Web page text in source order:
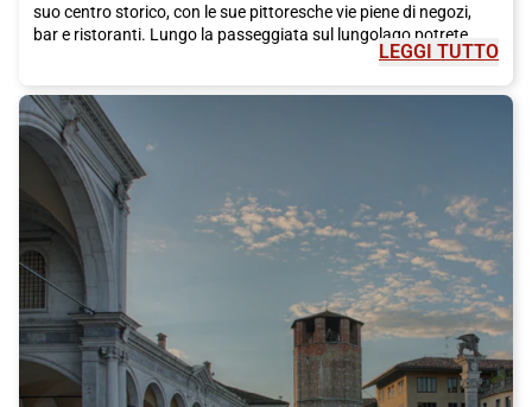
suo centro storico, con le sue pittoresche vie piene di negozi,
bar e ristoranti. Lungo la passeggiata sul lungolago potrete
trovare numerose gelaterie, caffetterie e ristoranti che offrono
pescato. Non dimenticate di assaggiare il celebre vino rosso
della zona, il Groppello.
Se siete amanti della natura, Desenzano è circondata da
splendidi paesaggi naturali. Potrete fare escursioni o giri in
bicicletta lungo le rive del lago, scoprire le incantevoli spiagge di
sabbia e fare una passeggiata nelle colline circostanti per
ammirare uliveti e vigneti.
Un'altra attrazione imperdibile è una gita in battello sul Lago di
Garda, dove potrete visitare le pittoresche isole di San Biagio e
Isola del Garda. Queste isole ospitano splendidi giardini, antichi
castelli e offrono una vista mozzafiato sulle acque del lago.
Insomma, Desenzano è una destinazione perfetta per una
vacanza ricca di storia, cultura, cucina deliziosa e divertimento.
E con Italo, potrete raggiungere questa magnifica città
LEGGI TUTTO